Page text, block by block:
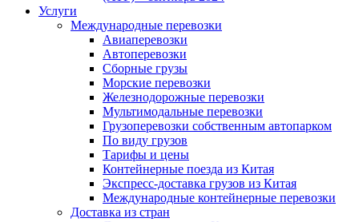
Услуги
Международные перевозки
Авиаперевозки
Автоперевозки
Сборные грузы
Морские перевозки
Железнодорожные перевозки
Мультимодальные перевозки
Грузоперевозки собственным автопарком
По виду грузов
Тарифы и цены
Контейнерные поезда из Китая
Экспресс-доставка грузов из Китая
Международные контейнерные перевозки
Доставка из стран